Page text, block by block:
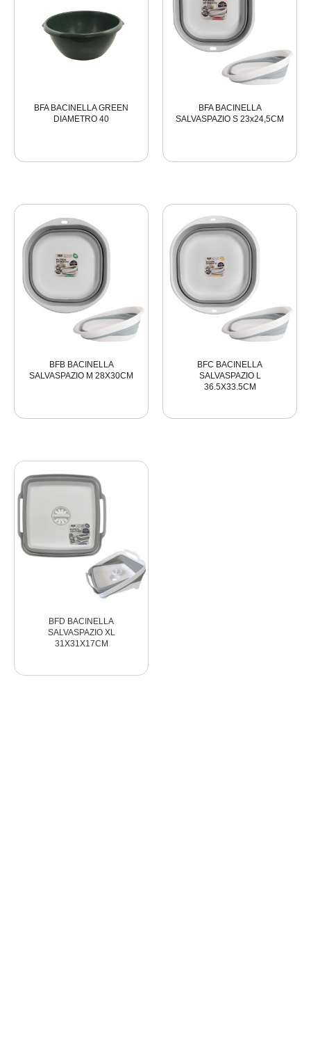
BFA BACINELLA GREEN
DIAMETRO 40
BFA BACINELLA
SALVASPAZIO S 23x24,5CM
BFB BACINELLA
SALVASPAZIO M 28X30CM
BFC BACINELLA
SALVASPAZIO L
36.5X33.5CM
BFD BACINELLA
SALVASPAZIO XL
31X31X17CM